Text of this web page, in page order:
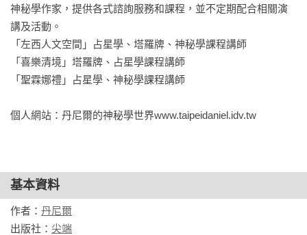
神秘學作家，提供各式諮詢服務和課程，並不定期配合相關演
講及活動。
「左西人文空間」占星學、塔羅牌、神秘學課程講師
「喜樂清境」塔羅牌、占星學課程講師
「聖霖娜禮」占星學、神秘學課程講師
個人網站：丹尼爾的神秘學世界www.taipeidaniel.idv.tw
基本資料
作者： 丹尼爾
出版社： 尖端